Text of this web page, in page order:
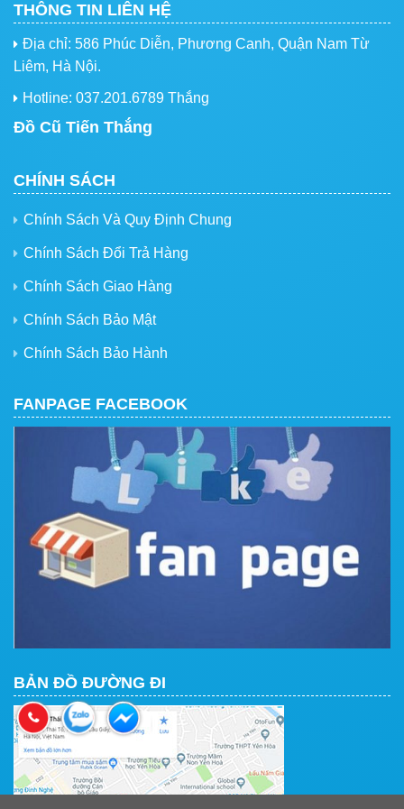
THÔNG TIN LIÊN HỆ
Địa chỉ: 586 Phúc Diễn, Phương Canh, Quận Nam Từ
Liêm, Hà Nội.
Hotline: 037.201.6789 Thắng
Đồ Cũ Tiến Thắng
CHÍNH SÁCH
Chính Sách Và Quy Định Chung
Chính Sách Đổi Trả Hàng
Chính Sách Giao Hàng
Chính Sách Bảo Mật
Chính Sách Bảo Hành
FANPAGE FACEBOOK
BẢN ĐỒ ĐƯỜNG ĐI